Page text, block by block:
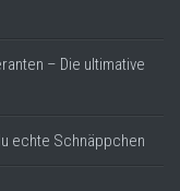
– Die ultimative
echte Schnäppchen